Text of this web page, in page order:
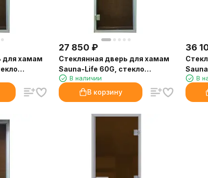
для хамам
27 850 ₽
Стеклянная дверь для хамам
Sauna-Life 60G, стекло
бронза, 70x200 см.
В наличии
В корзину
36
В